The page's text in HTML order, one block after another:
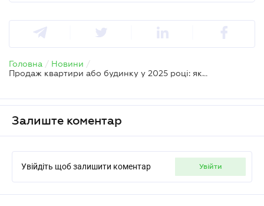
Головна / Новини /
Продаж квартири або будинку у 2025 році: які документи потрібні продавцю
Залиште коментар
Увійдіть щоб залишити коментар увійти